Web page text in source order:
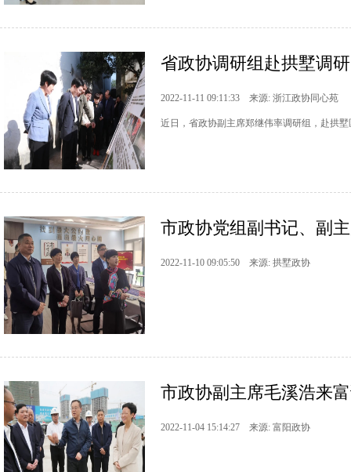
省政协调研组赴拱墅调
2022-11-11 09:11:33 来源: 浙江政协同心苑
近日，省政协副主席郑继伟率调研组，赴拱
市政协党组副书记、副
2022-11-10 09:05:50 来源: 拱墅政协
市政协副主席毛溪浩来
2022-11-04 15:14:27 来源: 富阳政协